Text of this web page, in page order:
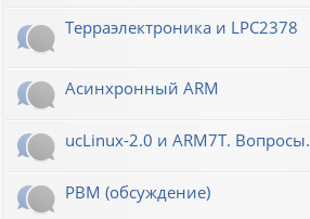
Терраэлектроника и LPC2378
Асинхронный ARM
ucLinux-2.0 и ARM7T. Вопросы.
РВМ (обсуждение)